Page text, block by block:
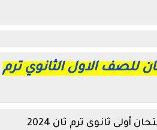
للصف الاول الثانوي ترم
أولى ثانوى ترم ثان 2024